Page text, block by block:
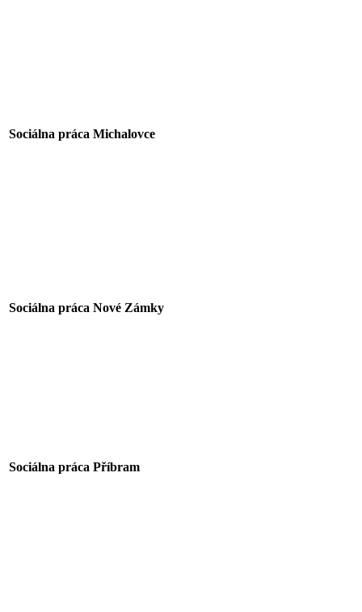
Sociálna práca Michalovce
Sociálna práca Nové Zámky
Sociálna práca Příbram